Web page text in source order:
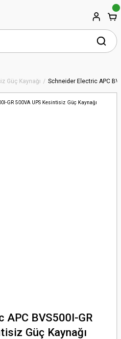
Güç Kaynağı Schneider Electric APC
APC BVS500I-GR
Güç Kaynağı